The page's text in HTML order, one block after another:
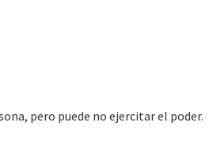
pero puede no ejercitar el poder.